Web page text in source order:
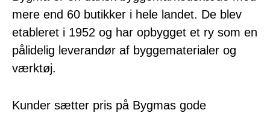
mere end 60 butikker i hele landet. De blev
etableret i 1952 og har opbygget et ry som en
pålidelig leverandør af byggematerialer og
værktøj.
Kunder sætter pris på Bygmas gode